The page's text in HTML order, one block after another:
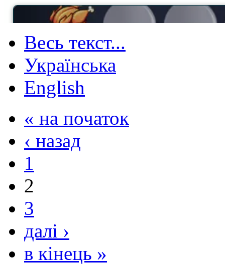
Весь текст...
Українська
English
« на початок
‹ назад
1
2
3
далі ›
в кінець »